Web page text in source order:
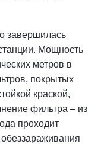
завершилась
Мощность
метров в
покрытых
краской,
фильтра – из
проходит